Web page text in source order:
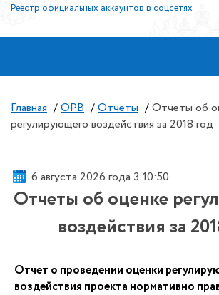
Реестр официальных аккаунтов в соцсетях
Главная / ОРВ / Отчеты / Отчеты об
регулирующего воздействия за 2018 год
6 августа 2026 года 3:10:51
Отчеты об оценке
воздействия за
Отчет о проведении оценки
воздействия проекта нормативно